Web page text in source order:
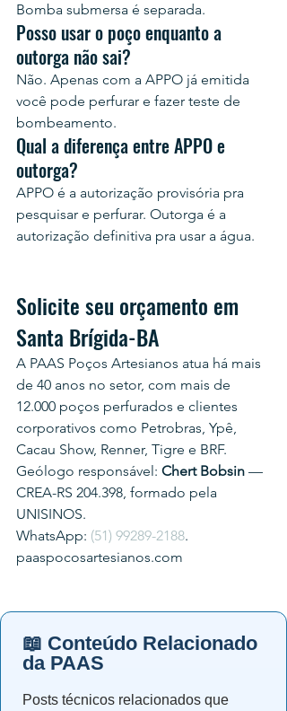
Bomba submersa é separada.
Posso usar o poço enquanto a
outorga não sai?
Não. Apenas com a APPO já emitida
você pode perfurar e fazer teste de
bombeamento.
Qual a diferença entre APPO e
outorga?
APPO é a autorização provisória pra
pesquisar e perfurar. Outorga é a
autorização definitiva pra usar a água.
Solicite seu orçamento em
Santa Brígida-BA
A PAAS Poços Artesianos atua há mais
de 40 anos no setor, com mais de
12.000 poços perfurados e clientes
corporativos como Petrobras, Ypê,
Cacau Show, Renner, Tigre e BRF.
Geólogo responsável: Chert Bobsin —
CREA-RS 204.398, formado pela
UNISINOS.
WhatsApp: (51) 99289-2188.
paaspocosartesianos.com
📖 Conteúdo Relacionado
da PAAS
Posts técnicos relacionados que